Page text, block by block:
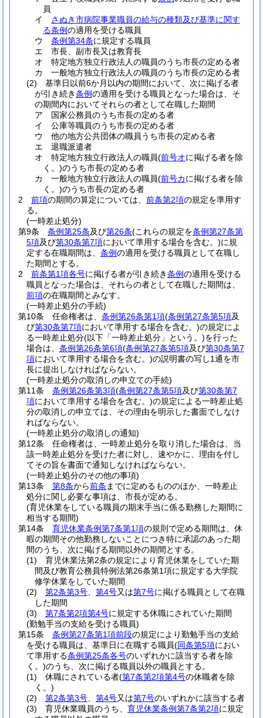
員
イ
さぬき市病院事業職員の給与の種類及び基準に関す
る条例の適用を受ける職員
ウ
条例第34条に規定する職員
エ
市長、副市長又は教育長
オ
特定地方独立行政法人の職員のうち市長の定める者
カ
一般地方独立行政法人の職員のうち市長の定める者
(2)
基準日以前6か月以内の期間において、次に掲げる者
が引き続き条例の適用を受ける職員となった場合は、そ
の期間内においてそれらの者として在職した期間
ア
国家公務員のうち市長の定める者
イ
公庫等職員のうち市長の定める者
ウ
他の地方公共団体の職員うち市長の定める者
エ
退職派遣者
オ
特定地方独立行政法人の職員(前号オに掲げる者を除
く。)のうち市長の定める者
カ
一般地方独立行政法人の職員(前号カに掲げる者を除
く。)のうち市長の定める者
2
前項の期間の算定については、 前条第2項の規定を準用す
る。
(一時差止処分)
第9条
条例第25条及び第26条(これらの規定を条例第27条第
5項及び第30条第7項において準用する場合を含む。)に規
定する在職期間は、 条例の適用を受ける職員として在職し
た期間とする。
2
前条第1項各号に掲げる者が引き続き条例の適用を受ける
職員となった場合は、それらの者として在職した期間は、
前項の在職期間とみなす。
(一時差止処分の手続)
第10条
任命権者は、 条例第26条第1項(条例第27条第5項及
び第30条第7項において準用する場合を含む。)の規定によ
る一時差止処分(以下「一時差止処分」という。)を行った
場合は、 条例第26条第6項(条例第27条第5項及び第30条第7
項において準用する場合を含む。)の説明書の写し1通を市
長に提出しなければならない。
(一時差止処分の取消しの申立ての手続)
第11条
条例第26条第3項(条例第27条第5項及び第30条第7
項において準用する場合を含む。)の規定による一時差止処
分の取消しの申立ては、その理由を明示した書面でしなけ
ればならない。
(一時差止処分の取消しの通知)
第12条
任命権者は、一時差止処分を取り消した場合は、当
該一時差止処分を受けた者に対し、速やかに、理由を付し
てその旨を書面で通知しなければならない。
(一時差止処分のその他の事項)
第13条
第8条から前条 までに定めるもののほか、一時差止
処分に関し必要な事項は、市長が定める。
(育児休業をしている職員の期末手当に係る勤務した期間に
相当する期間)
第14条
育児休業条例第7条第1項の規則で定める期間は、休
暇の期間その他勤務しないことにつき特に承認のあった期
間のうち、次に掲げる期間以外の期間とする。
(1)
育児休業法第2条の規定により育児休業をしていた期
間及び教育公務員特例法第26条第1項に規定する大学院
修学休業をしていた期間
(2)
第2条第3号 第4号又は第7号に掲げる職員として在職
した期間
(3)
第7条第2項第4号に規定する休職にされていた期間
(勤勉手当の支給を受ける職員)
第15条
条例第27条第1項前段の規定により勤勉手当の支給
を受ける職員は、基準日に在職する職員(同条第5項におい
て準用する条例第25条各号のいずれかに該当する者を除
く。)のうち、次に掲げる職員以外の職員とする。
(1)
休職にされている者(第7条第2項第4号の休職者を除
く。)
(2)
第2条第3号 第4号又は第7号のいずれかに該当する者
(3)
育児休業職員のうち、 育児休業条例第7条第2項に規定